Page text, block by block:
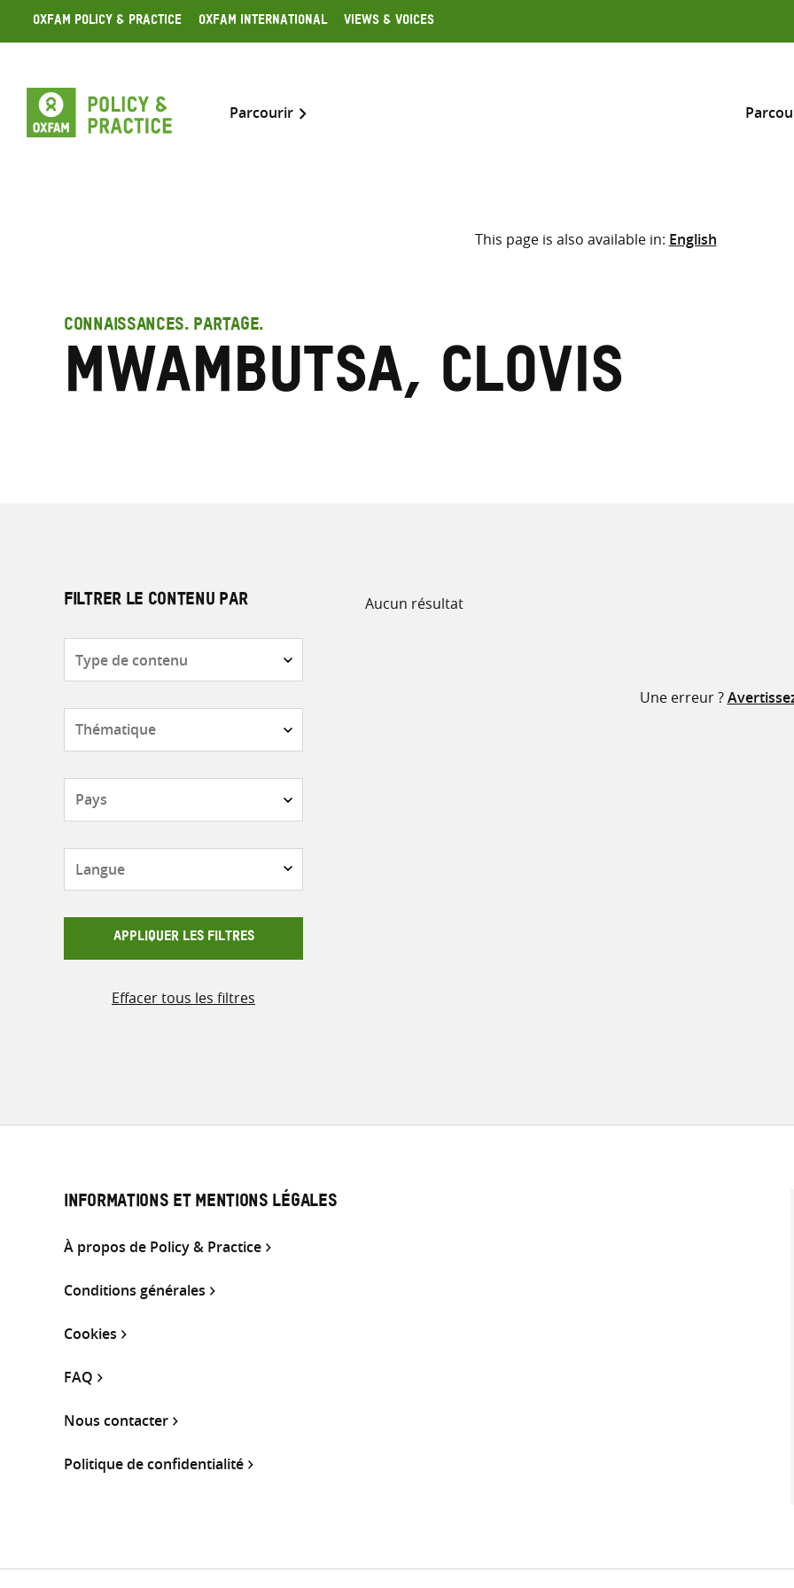
Skip
to
Oxfam Policy & Practice Oxfam International Views & Voices
Parcourir
Inclure
Sélectionner l’emplacement
termes
de
This page is also available in: English
CONNAISSANCES. PARTAGE.
Mwambutsa, Clovis
FILTRER LE CONTENU PAR
de
APPLIQUER LES FILTRES
Effacer tous les filtres
Aucun résultat
Une erreur ?
INFORMATIONS ET MENTIONS LÉGALES
À propos de Policy & Practice
Conditions générales
Cookies
FAQ
Nous contacter
Politique de confidentialité